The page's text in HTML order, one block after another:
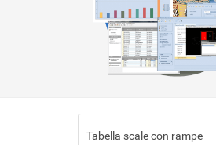
Tabella scale con rampe